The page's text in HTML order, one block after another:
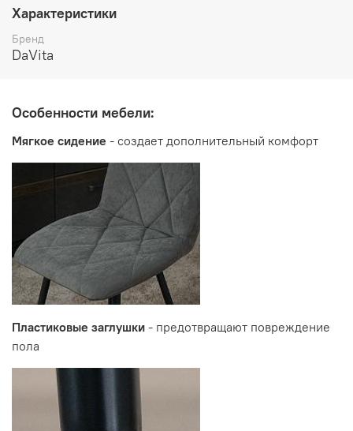
высота 880 мм
Сидение:
Характеристики
Бренд
DaVita
Особенности мебели:
Мягкое сидение - создает дополнительный комфорт
Пластиковые заглушки - предотвращают повреждение
пола